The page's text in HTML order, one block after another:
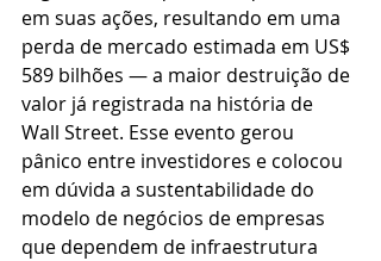
em suas ações, resultando em uma
perda de mercado estimada em US$
589 bilhões — a maior destruição de
valor já registrada na história de
Wall Street. Esse evento gerou
pânico entre investidores e colocou
em dúvida a sustentabilidade do
modelo de negócios de empresas
que dependem de infraestrutura